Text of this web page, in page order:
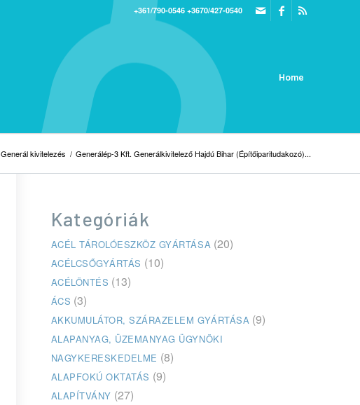
+361/790-0546 +3670/427-0540
Home
Generál kivitelezés / Generálép-3 Kft. Generálkivitelező Hajdú Bihar (Építőiparitudakozó)...
Kategóriák
ACÉL TÁROLÓESZKÖZ GYÁRTÁSA (20)
ACÉLCSŐGYÁRTÁS (10)
ACÉLÖNTÉS (13)
ÁCS (3)
AKKUMULÁTOR, SZÁRAZELEM GYÁRTÁSA (9)
ALAPANYAG, ÜZEMANYAG ÜGYNÖKI
NAGYKERESKEDELME (8)
ALAPFOKÚ OKTATÁS (9)
ALAPÍTVÁNY (27)